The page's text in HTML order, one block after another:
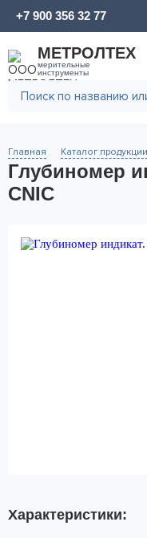
МЕТРОЛТЕХ
мерительные
инструменты
+7 900 356 32 77
Главная Каталог продукции
Глубиномер
CNIC
Характеристики: